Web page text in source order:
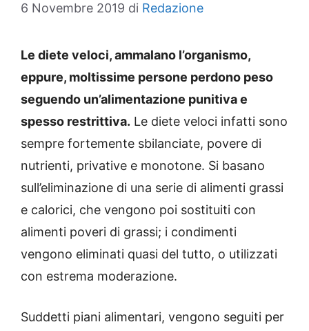
6 Novembre 2019 di Redazione
Le diete veloci, ammalano l’organismo,
eppure, moltissime persone perdono peso
seguendo un’alimentazione punitiva e
spesso restrittiva. Le diete veloci infatti sono
sempre fortemente sbilanciate, povere di
nutrienti, privative e monotone. Si basano
sull’eliminazione di una serie di alimenti grassi
e calorici, che vengono poi sostituiti con
alimenti poveri di grassi; i condimenti
vengono eliminati quasi del tutto, o utilizzati
con estrema moderazione.
Suddetti piani alimentari, vengono seguiti per